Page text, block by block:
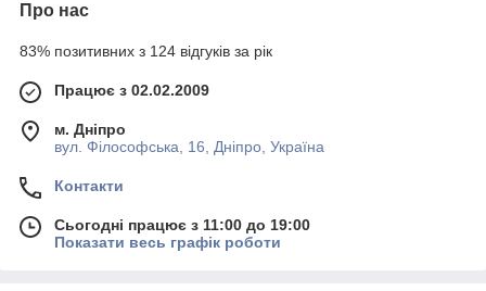
Про нас
83% позитивних з 124 відгуків за рік
Працює з 02.02.2009
м. Дніпро
вул. Філософська, 16, Дніпро, Україна
Контакти
Сьогодні працює з 11:00 до 19:00
Показати весь графік роботи